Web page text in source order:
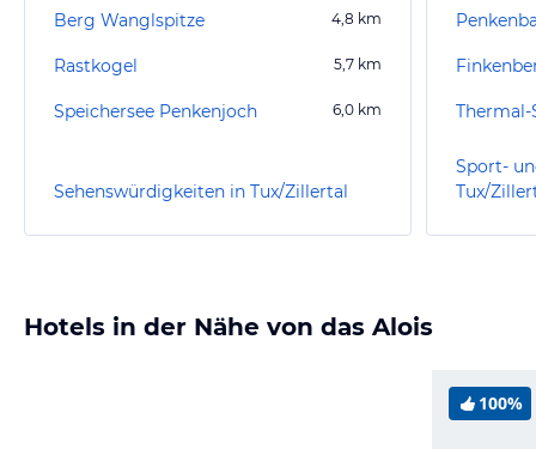
Berg Wanglspitze 4,8 km
Rastkogel 5,7 km
Speichersee Penkenjoch 6,0 km
Sehenswürdigkeiten in Tux/Zillertal
Sport-
Tux/
Hotels in der Nähe von das Alois
100%